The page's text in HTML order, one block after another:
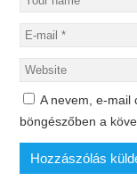
A nevem, e-mail
böngészőben a